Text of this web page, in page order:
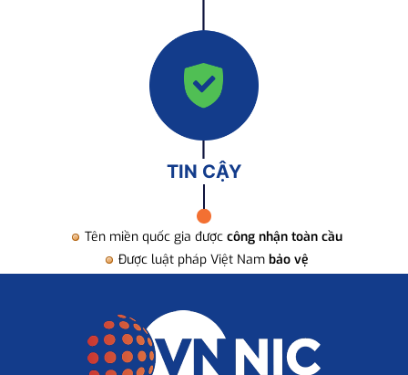
TIN CẬY
Tên miền quốc gia được công nhận toàn cầu
Được luật pháp Việt Nam bảo vệ